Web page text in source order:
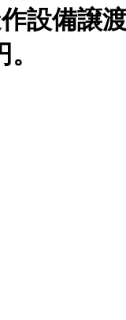
設備譲